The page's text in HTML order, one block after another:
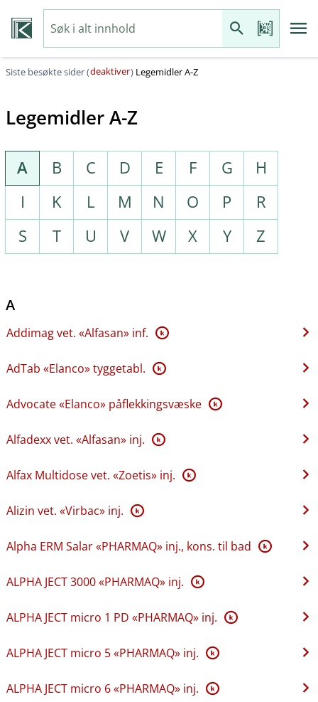
Siste besøkte sider (deaktiver) Legemidler A-Z
Legemidler A-Z
A B C D E F G
H
I
K L M N O P
R
S
T U V W X Y Z
A
Addimag vet. «Alfasan» inf. K
AdTab «Elanco» tyggetabl. K
Advocate «Elanco» påflekkingsvæske K
Alfadexx vet. «Alfasan» inj. K
Alfax Multidose vet. «Zoetis» inj. K
Alizin vet. «Virbac» inj. K
Alpha ERM Salar «PHARMAQ» inj., kons. til bad K
ALPHA JECT 3000 «PHARMAQ» inj. K
ALPHA JECT micro 1 PD «PHARMAQ» inj. K
ALPHA JECT micro 5 «PHARMAQ» inj. K
ALPHA JECT micro 6 «PHARMAQ» inj. K